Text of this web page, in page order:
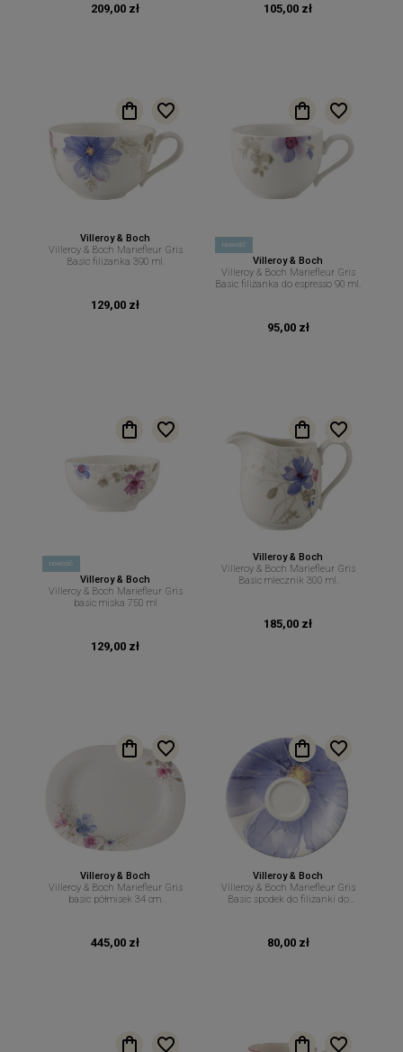
209,00 zł 105,00 zł
Villeroy & Boch
Villeroy & Boch Mariefleur Gris
Basic filiżanka 390 ml.
129,00 zł
nowość
Villeroy & Boch
Villeroy & Boch Mariefleur Gris
Basic filiżanka do espresso 90 ml.
95,00 zł
nowość
Villeroy & Boch
Villeroy & Boch Mariefleur Gris
basic miska 750 ml
129,00 zł
Villeroy & Boch
Villeroy & Boch Mariefleur Gris
Basic mlecznik 300 ml.
185,00 zł
Villeroy & Boch
Villeroy & Boch Mariefleur Gris
basic półmisek 34 cm.
445,00 zł
Villeroy & Boch
Villeroy & Boch Mariefleur Gris
Basic spodek do filiżanki do
80,00 zł